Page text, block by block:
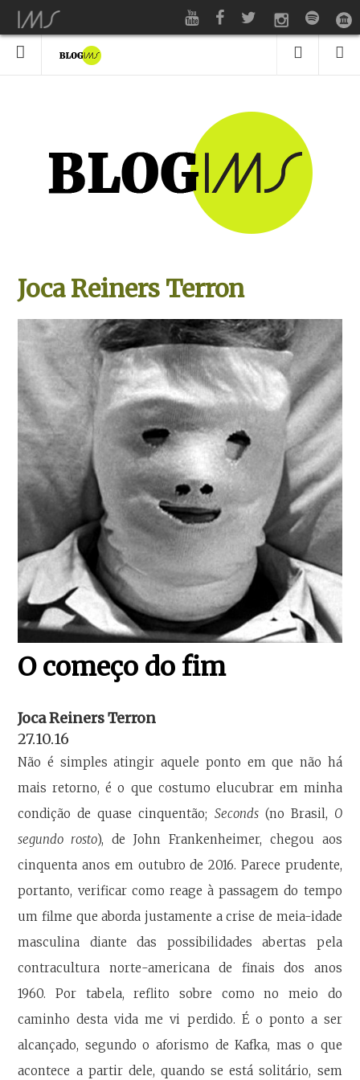
Joca Reiners Terron
O começo do fim
Joca Reiners Terron
27.10.16
Não é simples atingir aquele ponto em que não há
mais retorno, é o que costumo elucubrar em minha
condição de quase cinquentão; Seconds(no Brasil, O
segundo rosto), de John Frankenheimer, chegou aos
cinquenta anos em outubro de 2016. Parece prudente,
portanto, verificar como reage à passagem do tempo
um filme que aborda justamente a crise de meia-idade
masculina diante das possibilidades abertas pela
contracultura norte-americana de finais dos anos
1960. Por tabela, reflito sobre como no meio do
caminho desta vida me vi perdido. É o ponto a ser
alcançado, segundo o aforismo de Kafka, mas o que
acontece a partir dele, quando se está solitário, sem